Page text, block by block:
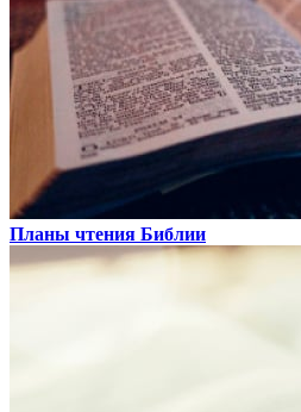
Планы чтения Библии